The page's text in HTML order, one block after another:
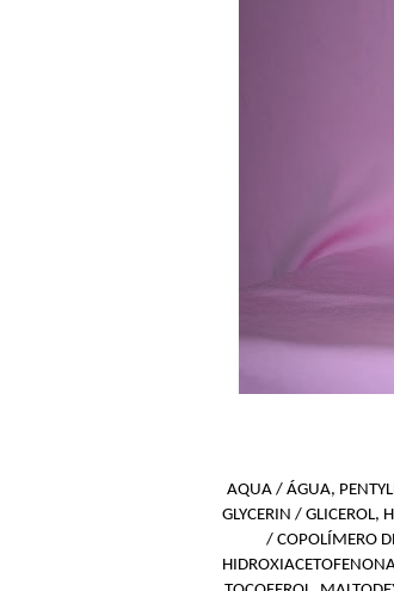
AQUA / ÁGUA,
GLYCERIN / GLICEROL,
/ COPOLÍMERO